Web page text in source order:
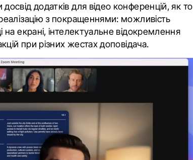
додатків для відео конференцій, як то
з покращеннями: можливість
на екрані, інтелектуальне відокремлення
при різних жестах доповідача.